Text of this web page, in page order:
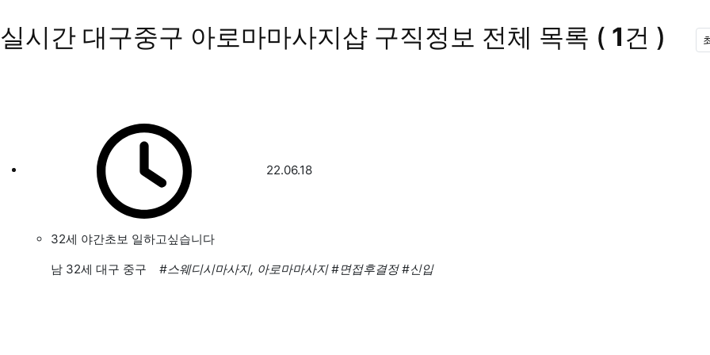
실시간 대구중구 아로마마사지샵 구직정보 전체 목록 ( 1건 )
22.06.18
32세 야간초보 일하고싶습니다
남 32세 대구 중구 #스웨디시마사지, 아로마마사지 #면접후결정 #신입